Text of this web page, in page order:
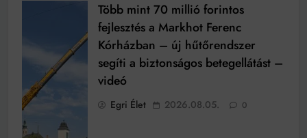
Több mint 70 millió forintos
fejlesztés a Markhot Ferenc
Kórházban – új hűtőrendszer
segíti a biztonságos betegellátást –
videó
Egri Élet 2026.08.05. 0